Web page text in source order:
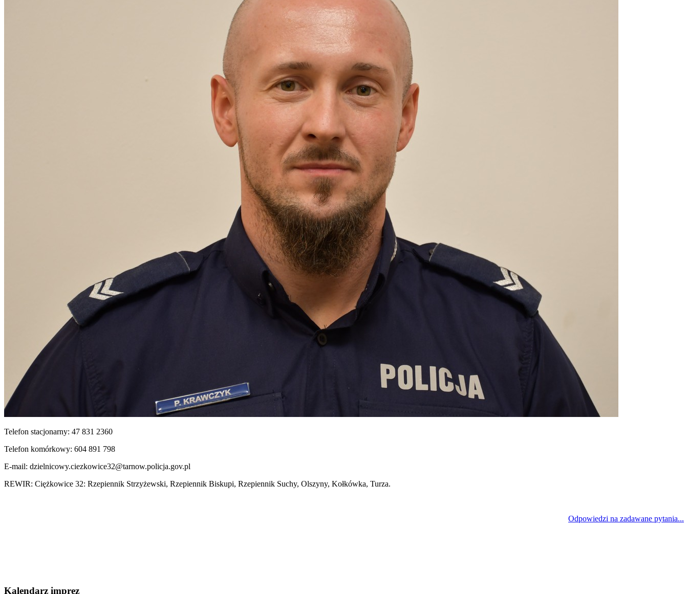
Telefon stacjonarny: 47 831 2360
Telefon komórkowy: 604 891 798
E-mail: dzielnicowy.ciezkowice32@tarnow.policja.gov.pl
REWIR: Ciężkowice 32: Rzepiennik Strzyżewski, Rzepiennik Biskupi, Rzepiennik Suchy, Olszyny, Kołkówka, Turza.
Odpowiedzi na zadawane pytania...
Kalendarz imprez